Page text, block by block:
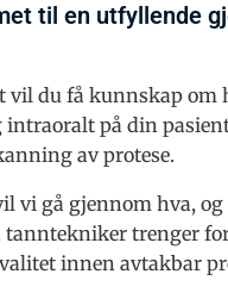
til en utfyllende
vil du få kunnskap
intraoralt på din
av protese.
vi gå gjennom hva,
trenger
innen avtakbar